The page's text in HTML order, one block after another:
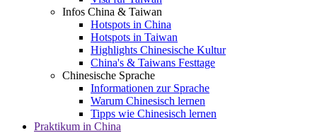
Infos China & Taiwan
Hotspots in China
Hotspots in Taiwan
Highlights Chinesische Kultur
China's & Taiwans Festtage
Chinesische Sprache
Informationen zur Sprache
Warum Chinesisch lernen
Tipps wie Chinesisch lernen
Praktikum in China